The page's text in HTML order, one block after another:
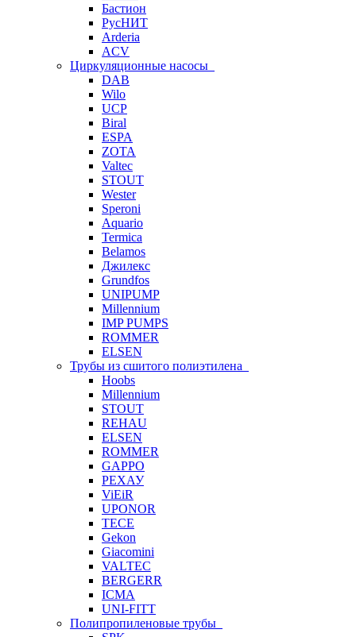
Бастион
РусНИТ
Arderia
ACV
Циркуляционные насосы
DAB
Wilo
UCP
Biral
ESPA
ZOTA
Valtec
STOUT
Wester
Speroni
Aquario
Termica
Belamos
Джилекс
Grundfos
UNIPUMP
Millennium
IMP PUMPS
ROMMER
ELSEN
Трубы из сшитого полиэтилена
Hoobs
Millennium
STOUT
REHAU
ELSEN
ROMMER
GAPPO
РЕХАУ
ViEiR
UPONOR
TECE
Gekon
Giacomini
VALTEC
BERGERR
ICMA
UNI-FITT
Полипропиленовые трубы